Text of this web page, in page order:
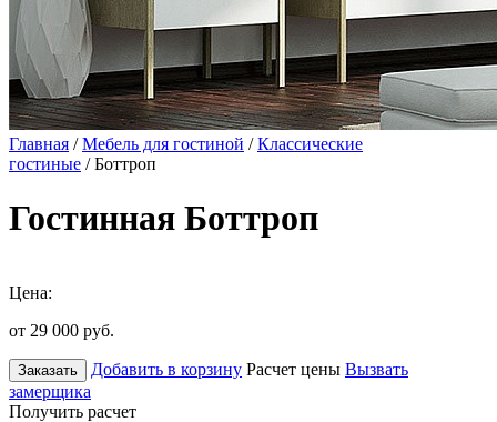
Главная /Мебель для гостиной /Классические
гостиные / Боттроп
Гостинная Боттроп
Цена:
от 29 000 руб.
Заказать Добавить в корзину Расчет цены Вызвать
замерщика
Получить расчет